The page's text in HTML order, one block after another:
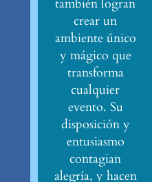
también logran
crear un
ambiente único
y mágico que
transforma
cualquier
evento. Su
disposición y
entusiasmo
contagian
alegría, y hacen